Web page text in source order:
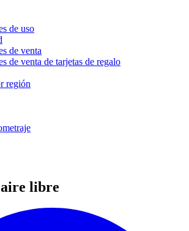
de uso
de venta
de venta de tarjetas de regalo
región
libre